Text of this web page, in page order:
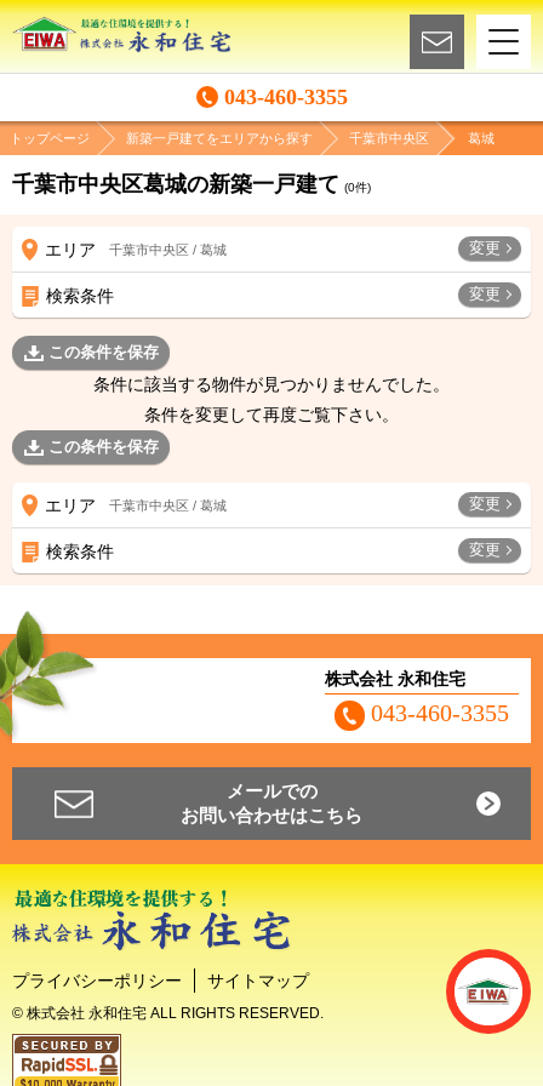
043-460-3355
トップページ 新築一戸建てをエリアから探す 千葉市中央区 葛城
千葉市中央区葛城の新築一戸建て (0件)
エリア 千葉市中央区 / 葛城 変更
検索条件 変更
この条件を保存
条件に該当する物件が見つかりませんでした。
条件を変更して再度ご覧下さい。
この条件を保存
エリア 千葉市中央区 / 葛城 変更
検索条件 変更
株式会社 永和住宅
043-460-3355
メールでの
お問い合わせはこちら
プライバシーポリシー サイトマップ
© 株式会社 永和住宅 ALL RIGHTS RESERVED.